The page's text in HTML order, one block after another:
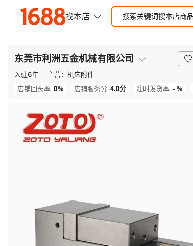
东莞市利洲五金机械有限公司
入驻6年 主营： 机床附件
店铺回头率 0% 店铺服务分 4.0分 准时发货率 - %